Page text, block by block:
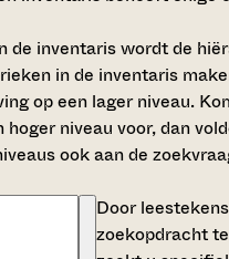
de inventaris wordt de
in de inventaris
op een lager niveau.
niveau voor, dan
ook aan de
Door
zoekopdracht